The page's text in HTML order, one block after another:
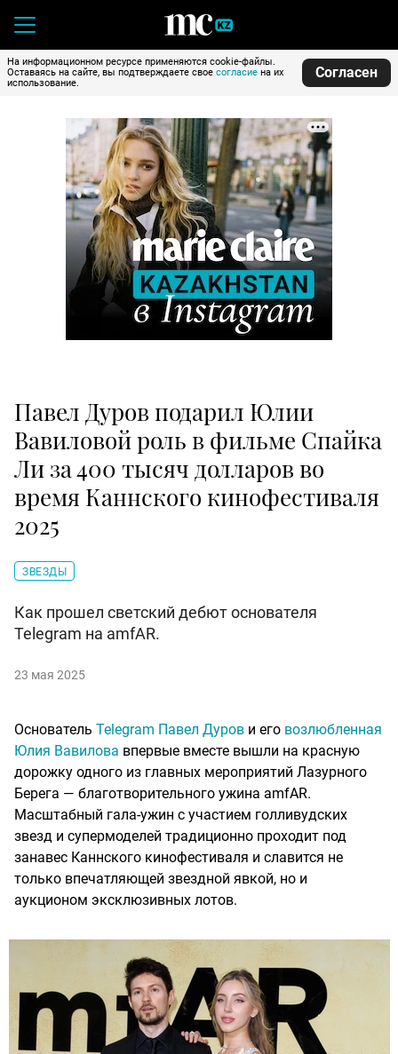
На информационном ресурсе применяются cookie-файлы.
Оставаясь на сайте, вы подтверждаете свое согласие на их
использование.
Согласен
Павел Дуров подарил Юлии
Вавиловой роль в фильме Спайка
Ли за 400 тысяч долларов во
время Каннского кинофестиваля
2025
ЗВЕЗДЫ
Как прошел светский дебют основателя
Telegram на amfAR.
23 мая 2025
Основатель Telegram Павел Дуров и его возлюбленная
Юлия Вавилова впервые вместе вышли на красную
дорожку одного из главных мероприятий Лазурного
Берега — благотворительного ужина amfAR.
Масштабный гала-ужин с участием голливудских
звезд и супермоделей традиционно проходит под
занавес Каннского кинофестиваля и славится не
только впечатляющей звездной явкой, но и
аукционом эксклюзивных лотов.